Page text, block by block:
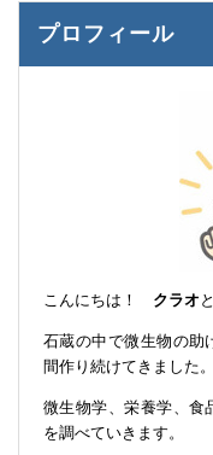
プロフィール
こんにちは！ クラオ
石蔵の中で微生物の助
間作り続けてきました。
微生物学、栄養学、食
を調べていきます。